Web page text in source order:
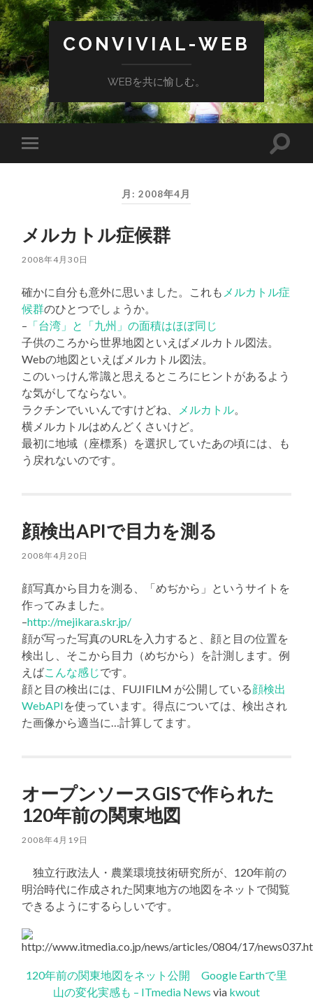
CONVIVIAL-WEB
WEBを共に愉しむ。
モ
バ
ー
を
切
り
え
る
検
月:2008年4月
メルカトル症候群
2008年4月30日
確かに自分も意外に思いました。これも メルカトル症
候群のひとつでしょうか。
– 「台湾」と「九州」の面積はほぼ同じ
子供のころから世界地図といえばメルカトル図法。
Webの地図といえばメルカトル図法。
このいっけん常識と思えるところにヒントがあるよう
な気がしてならない。
ラクチンでいいんですけどね、
メルカトル。
横メルカトルはめんどくさいけど。
最初に地域（座標系）を選択していたあの頃には、も
う戻れないのです。
顔検出APIで目力を測る
2008年4月20日
顔写真から目力を測る、「めぢから」というサイトを
作ってみました。
–http://mejikara.skr.jp/
顔が写った写真のURLを入力すると、顔と目の位置を
検出し、そこから目力（めぢから）を計測します。例
えばこんな感じです。
顔と目の検出には、FUJIFILM が公開している顔検出
WebAPIを使っています。得点については、検出され
た画像から適当に…計算してます。
オープンソースGISで作られた
120年前の関東地図
2008年4月19日
独立行政法人・農業環境技術研究所が、120年前の
明治時代に作成された関東地方の地図をネットで閲覧
できるようにするらしいです。
120年前の関東地図をネット公開 Google Earthで里
山の変化実感も – ITmedia News via kwout